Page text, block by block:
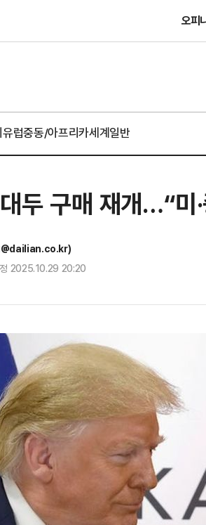
오피
유럽중동/아프리카세계일반
두 구매 재개…“미
2025.10.29 20:20